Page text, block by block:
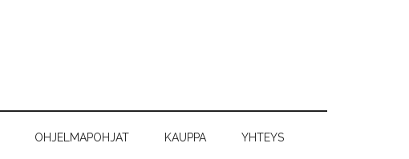
OHJELMAPOHJAT KAUPPA YHTEYS